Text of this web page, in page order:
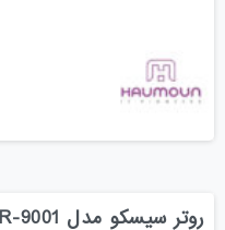
روتر سیسکو مدل ASR-9001